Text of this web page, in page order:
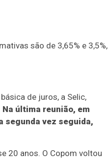
são de 3,65% e 3,5%,
de juros, a Selic,
Na última reunião, em
segunda vez seguida,
20 anos. O Copom voltou